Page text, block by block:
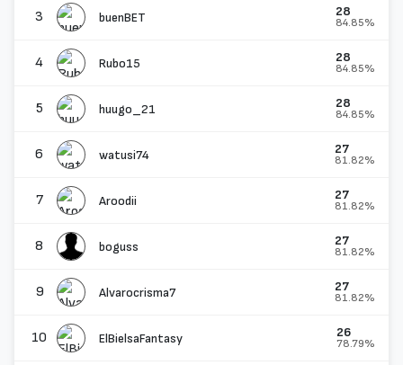
3 buenBET 28
84.85%
4 Rubo15 28
84.85%
5 huugo_21 28
84.85%
6 watusi74 27
81.82%
7 Aroodii 27
81.82%
8 boguss 27
81.82%
9 Alvarocrisma7 27
81.82%
10 ElBielsaFantasy 26
78.79%